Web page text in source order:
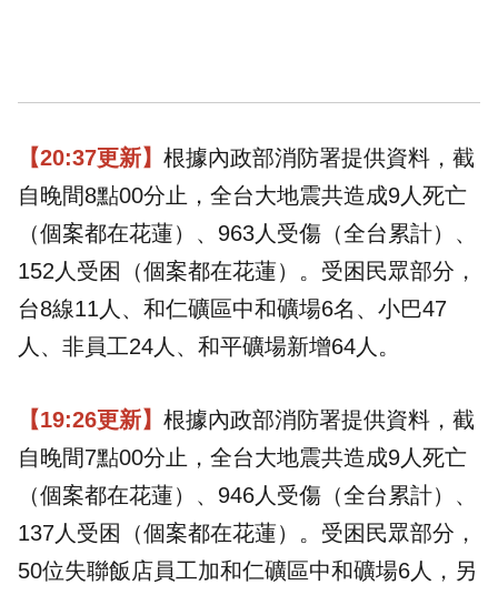
【20:37更新】 根據內政部消防署提供資料，截
自晚間8點00分止，全台大地震共造成9人死亡
（個案都在花蓮）、963人受傷（全台累計）、
152人受困（個案都在花蓮）。受困民眾部分，
台8線11人、和仁礦區中和礦場6名、小巴47
人、非員工24人、和平礦場新增64人。
【19:26更新】 根據內政部消防署提供資料，截
自晚間7點00分止，全台大地震共造成9人死亡
（個案都在花蓮）、946人受傷（全台累計）、
137人受困（個案都在花蓮）。受困民眾部分，
50位失聯飯店員工加和仁礦區中和礦場6人，另